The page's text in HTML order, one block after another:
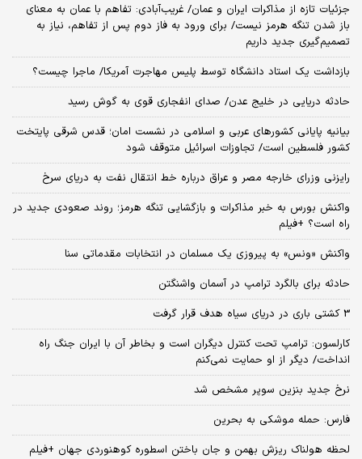
جزئیات تازه از مذاکرات ایران و عمان/ غریب‌آبادی: تفاهم با عمان به معنای
باز شدن تنگه هرمز نیست/ برای ورود به فاز دوم پس از تفاهم، نیاز به
تصمیم‌گیری جدید داریم
بازداشت یک استاد دانشگاه توسط پلیس مهاجرت آمریکا/ ماجرا چیست؟
حادثه دریایی در خلیج عدن/ صدای انفجاری قوی به گوش رسید
بیانیه پایانی کشورهای عربی و اسلامی در نشست امان؛ قدس شرقی پایتخت
کشور فلسطین است/ تجاوزات اسرائیل متوقف شود
رایزنی وزرای خارجه مصر و عراق درباره خط انتقال نفت به دریای سرخ
واکنش بورس به خبر مذاکرات و بازگشایی تنگه هرمز؛ روند صعودی جدید در
راه است؟ +فیلم
واکنش «ونس» به پیروزی یک مسلمان در انتخابات مقدماتی سنا
حادثه برای بالگرد ترامپ در آسمان واشنگتن
3 کشتی باری در دریای سیاه هدف قرار گرفت
کارلسون: ترامپ تحت کنترل دیگران است و بخاطر آن با ایران جنگ راه
انداخت/ دیگر از او حمایت نمی‌کنم
نرخ جدید بنزین سوپر مشخص شد
فارس: حمله موشکی به بحرین
لحظه هولناک ریزش بهمن و جان باختن اسطوره کوهنوردی جهان +فیلم